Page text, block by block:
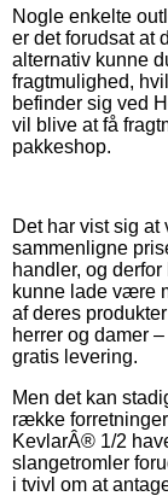
Nogle enkelte
er det forudsat at
alternativ kunne
fragtmulighed,
befinder sig ved
vil blive at få
pakkeshop.
Det har vist sig
sammenligne
handler, og
kunne lade være
af deres
herrer og damer
gratis levering.
Men det kan
række
KevlarÂ® 1/2
slangetromler
i tvivl om at